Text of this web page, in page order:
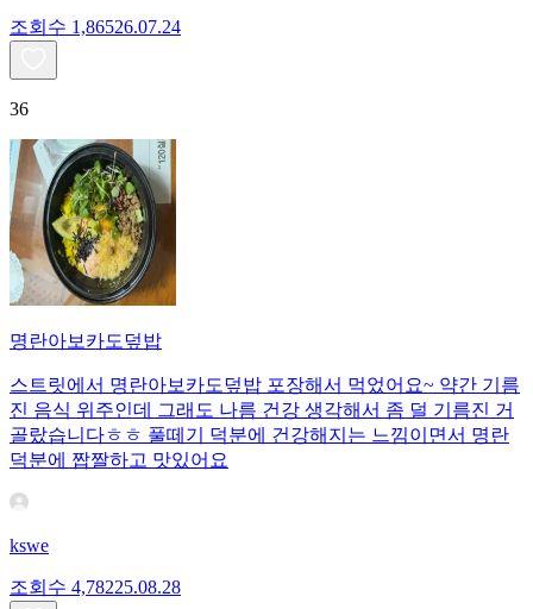
조회수 1,86526.07.24
36
명란아보카도덮밥
스트릿에서 명란아보카도덮밥 포장해서 먹었어요~ 약간 기름
진 음식 위주인데 그래도 나름 건강 생각해서 좀 덜 기름진 거
골랐습니다ㅎㅎ 풀떼기 덕분에 건강해지는 느낌이면서 명란
덕분에 짭짤하고 맛있어요
kswe
조회수 4,78225.08.28